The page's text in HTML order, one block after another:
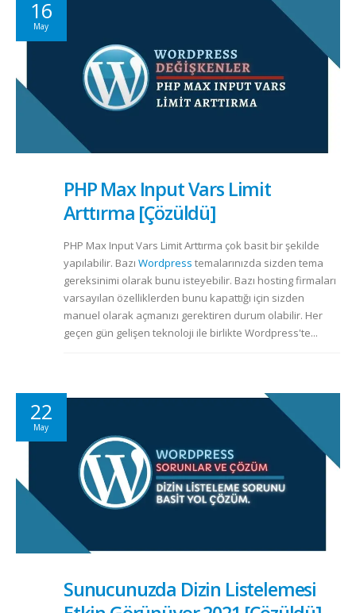
16
May
PHP Max Input Vars Limit
Arttırma [Çözüldü]
PHP Max Input Vars Limit Arttırma çok basit bir şekilde
yapılabilir. Bazı Wordpress temalarınızda sizden tema
gereksinimi olarak bunu isteyebilir. Bazı hosting firmaları
varsayılan özelliklerden bunu kapattığı için sizden
manuel olarak açmanızı gerektiren durum olabilir. Her
geçen gün gelişen teknoloji ile birlikte Wordpress'te...
22
May
Sunucunuzda Dizin Listelemesi